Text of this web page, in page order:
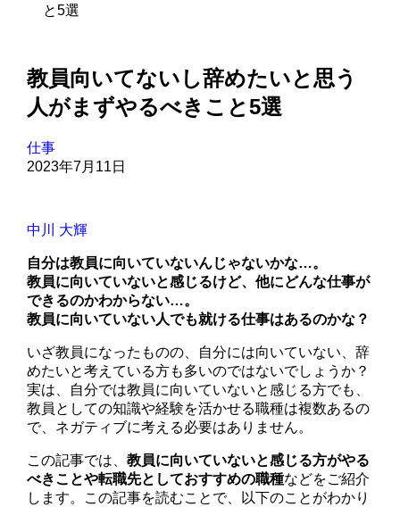
と5選
教員向いてないし辞めたいと思う
人がまずやるべきこと5選
仕事
2023年7月11日
中川 大輝
自分は教員に向いていないんじゃないかな…。
教員に向いていないと感じるけど、他にどんな仕事が
できるのかわからない…。
教員に向いていない人でも就ける仕事はあるのかな？
いざ教員になったものの、自分には向いていない、辞
めたいと考えている方も多いのではないでしょうか？
実は、自分では教員に向いていないと感じる方でも、
教員としての知識や経験を活かせる職種は複数あるの
で、ネガティブに考える必要はありません。
この記事では、教員に向いていないと感じる方がやる
べきことや転職先としておすすめの職種などをご紹介
します。この記事を読むことで、以下のことがわかり